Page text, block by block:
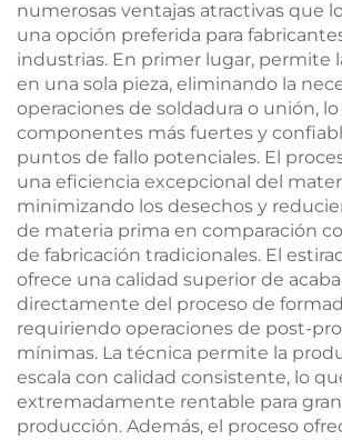
numerosas ventajas atractivas que
una opción preferida para
industrias. En primer lugar, permite
en una sola pieza, eliminando la
operaciones de soldadura o unión,
componentes más fuertes y
puntos de fallo potenciales. El
una eficiencia excepcional del
minimizando los desechos y
de materia prima en comparación
de fabricación tradicionales. El
ofrece una calidad superior de
directamente del proceso de
requiriendo operaciones de post-
mínimas. La técnica permite la
escala con calidad consistente, lo
extremadamente rentable para
producción. Además, el proceso